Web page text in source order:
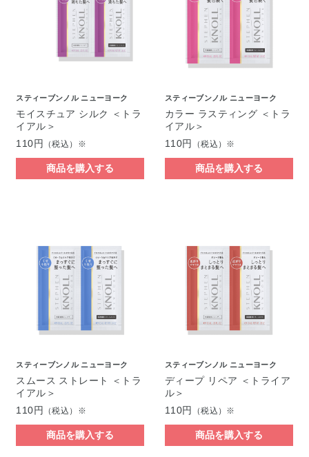
スティーブンノル ニューヨーク
モイスチュア シルク ＜トラ
イアル＞
110円
（税込）※
商品を購入する
スティーブンノル ニューヨーク
カラー ラスティング ＜トラ
イアル＞
110円
（税込）※
商品を購入する
スティーブンノル ニューヨーク
スムース ストレート ＜トラ
イアル＞
110円
（税込）※
商品を購入する
スティーブンノル ニューヨーク
ディープ リペア ＜トライア
ル＞
110円
（税込）※
商品を購入する